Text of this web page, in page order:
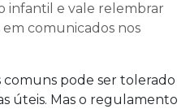
infantil e vale relembrar
em comunicados nos
comuns pode ser tolerado
úteis. Mas o regulamento